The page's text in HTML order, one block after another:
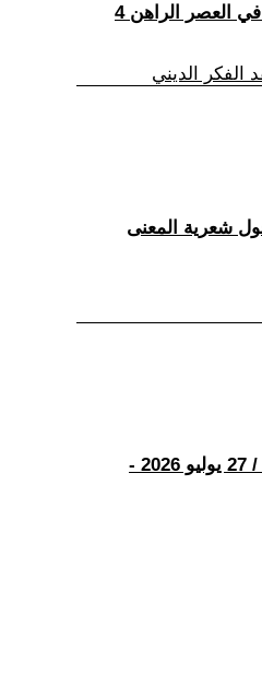
الفكر الديني
شعرية المعنى
(47) قطيع ووحدك في الخلاء / 27 يوليو 2026 -